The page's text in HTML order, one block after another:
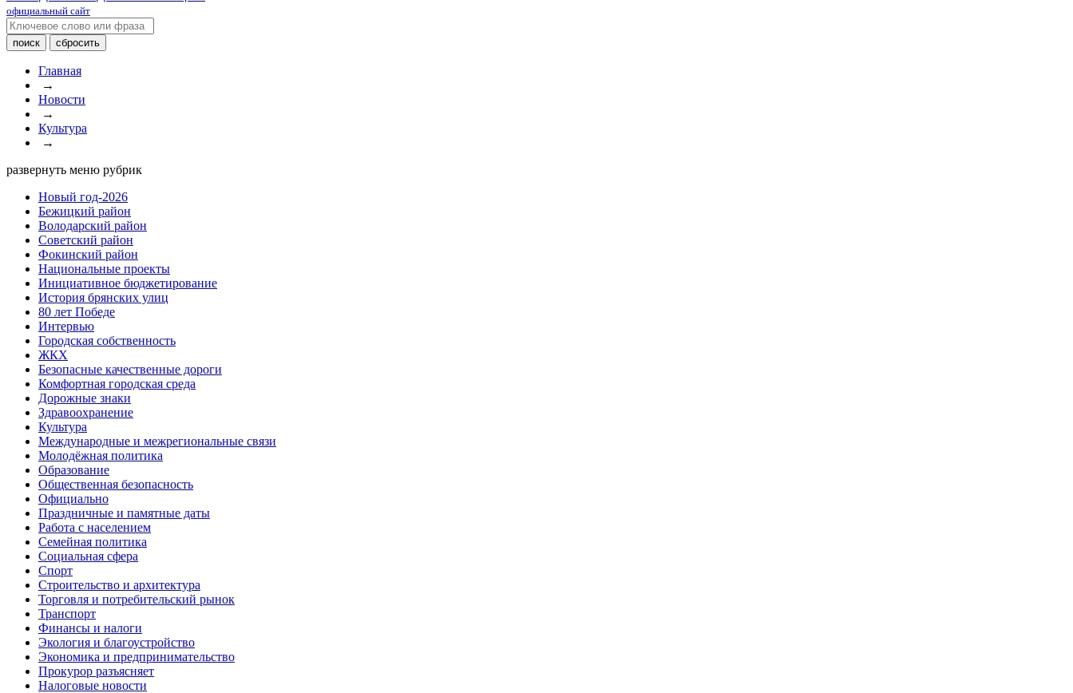
официальный сайт
Главная
→
Новости
→
Культура
→
развернуть меню рубрик
Новый год-2026
Бежицкий район
Володарский район
Советский район
Фокинский район
Национальные проекты
Инициативное бюджетирование
История брянских улиц
80 лет Победе
Интервью
Городская собственность
ЖКХ
Безопасные качественные дороги
Комфортная городская среда
Дорожные знаки
Здравоохранение
Культура
Международные и межрегиональные связи
Молодёжная политика
Образование
Общественная безопасность
Официально
Праздничные и памятные даты
Работа с населением
Семейная политика
Социальная сфера
Спорт
Строительство и архитектура
Торговля и потребительский рынок
Транспорт
Финансы и налоги
Экология и благоустройство
Экономика и предпринимательство
Прокурор разъясняет
Налоговые новости